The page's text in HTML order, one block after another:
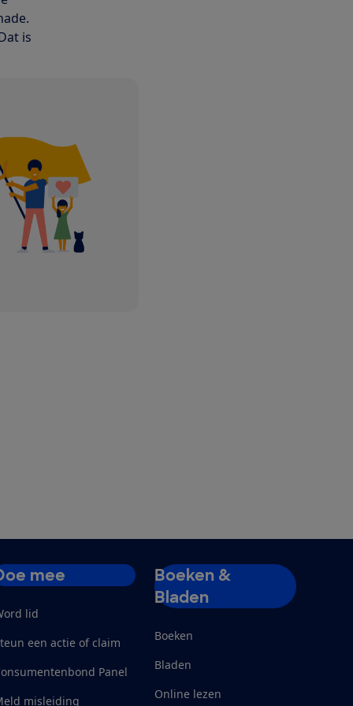
is
mee
lid
een actie of claim
Panel
misleiding
Boeken &
Bladen
Boeken
Bladen
Online lezen